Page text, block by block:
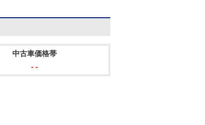
中古車価格帯
- -